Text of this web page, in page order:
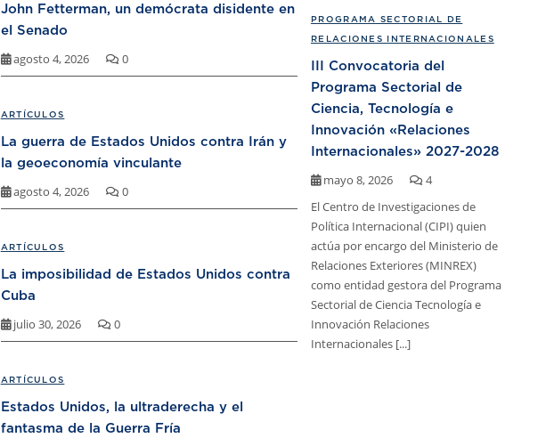
PROGRAMA SECTORIAL DE
RELACIONES INTERNACIONALES
III Convocatoria del
Programa Sectorial de
Ciencia, Tecnología e
Innovación «Relaciones
Internacionales» 2027-2028
mayo 8, 2026
4
El Centro de Investigaciones de
Política Internacional (CIPI) quien
actúa por encargo del Ministerio de
Relaciones Exteriores (MINREX)
como entidad gestora del Programa
Sectorial de Ciencia Tecnología e
Innovación Relaciones
Internacionales [...]
John Fetterman, un demócrata disidente en
el Senado
agosto 4, 2026 0
ARTÍCULOS
La guerra de Estados Unidos contra Irán y
la geoeconomía vinculante
agosto 4, 2026 0
ARTÍCULOS
La imposibilidad de Estados Unidos contra
Cuba
julio 30, 2026 0
ARTÍCULOS
Estados Unidos, la ultraderecha y el
fantasma de la Guerra Fría